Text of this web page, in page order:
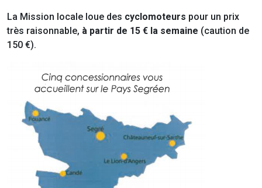
La Mission locale loue des cyclomoteurs pour un prix
très raisonnable, à partir de 15 € la semaine (caution de
150 €).